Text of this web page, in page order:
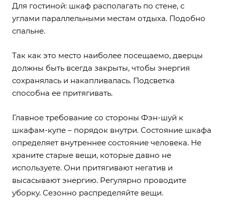
Для гостиной: шкаф располагать по стене, с
углами параллельными местам отдыха. Подобно
спальне.
Так как это место наиболее посещаемо, дверцы
должны быть всегда закрыты, чтобы энергия
сохранялась и накапливалась. Подсветка
способна ее притягивать.
Главное требование со стороны Фэн-шуй к
шкафам-купе – порядок внутри. Состояние шкафа
определяет внутреннее состояние человека. Не
храните старые вещи, которые давно не
используете. Они притягивают негатив и
высасывают энергию. Регулярно проводите
уборку. Сезонно распределяйте вещи.